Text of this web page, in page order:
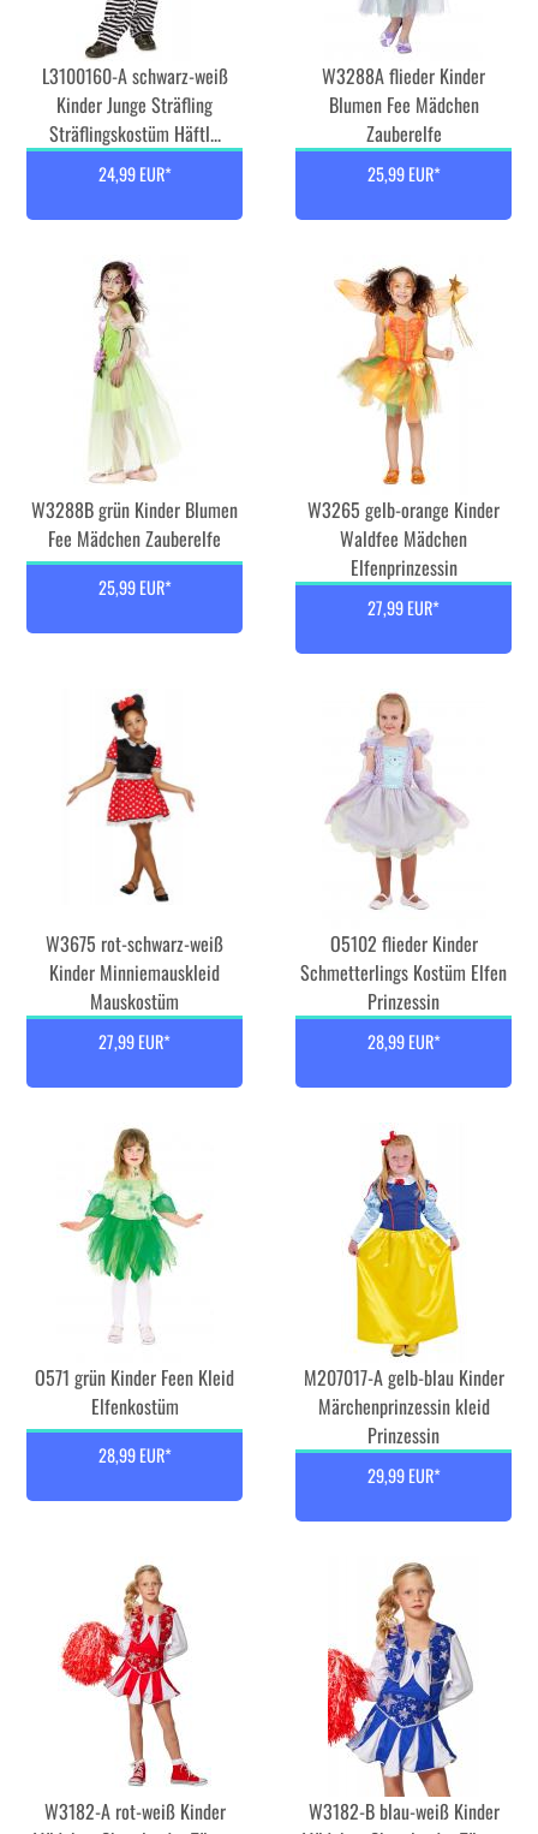
L3100160-A schwarz-weiß
Kinder Junge Sträfling
Sträflingskostüm Häftl...
24,99 EUR*
W3288A flieder Kinder
Blumen Fee Mädchen
Zauberelfe
25,99 EUR*
W3288B grün Kinder Blumen
Fee Mädchen Zauberelfe
25,99 EUR*
W3265 gelb-orange Kinder
Waldfee Mädchen
Elfenprinzessin
27,99 EUR*
W3675 rot-schwarz-weiß
Kinder Minniemauskleid
Mauskostüm
27,99 EUR*
O5102 flieder Kinder
Schmetterlings Kostüm Elfen
Prinzessin
28,99 EUR*
O571 grün Kinder Feen Kleid
Elfenkostüm
28,99 EUR*
M207017-A gelb-blau Kinder
Märchenprinzessin kleid
Prinzessin
29,99 EUR*
W3182-A rot-weiß Kinder
W3182-B blau-weiß Kinder